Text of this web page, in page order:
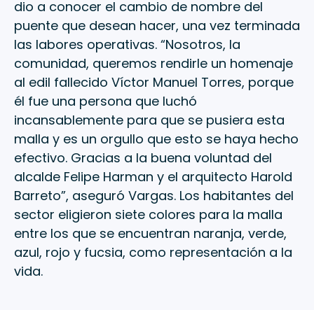
dio a conocer el cambio de nombre del
puente que desean hacer, una vez terminada
las labores operativas. “Nosotros, la
comunidad, queremos rendirle un homenaje
al edil fallecido Víctor Manuel Torres, porque
él fue una persona que luchó
incansablemente para que se pusiera esta
malla y es un orgullo que esto se haya hecho
efectivo. Gracias a la buena voluntad del
alcalde Felipe Harman y el arquitecto Harold
Barreto”, aseguró Vargas. Los habitantes del
sector eligieron siete colores para la malla
entre los que se encuentran naranja, verde,
azul, rojo y fucsia, como representación a la
vida.